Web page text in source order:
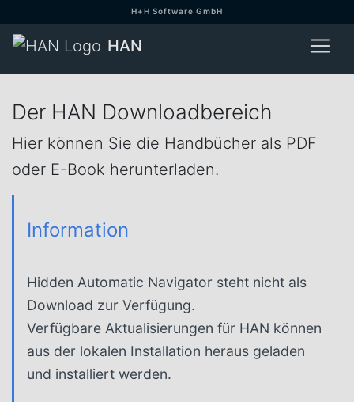
H+H Software GmbH
HAN
Der HAN Downloadbereich
Hier können Sie die Handbücher als PDF
oder E-Book herunterladen.
Information
Hidden Automatic Navigator steht nicht als
Download zur Verfügung.
Verfügbare Aktualisierungen für HAN können
aus der lokalen Installation heraus geladen
und installiert werden.